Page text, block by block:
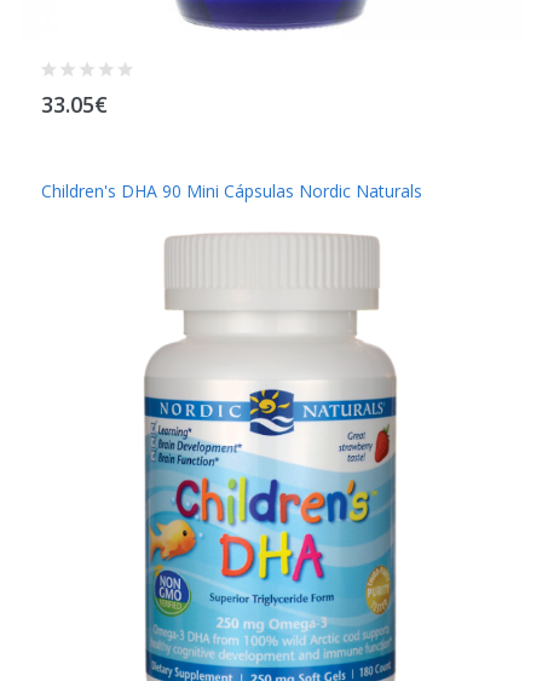
33.05€
Children's DHA 90 Mini Cápsulas Nordic Naturals